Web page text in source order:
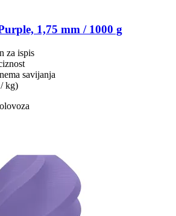
1,75 mm / 1000 g
za ispis
savijanja
kg)